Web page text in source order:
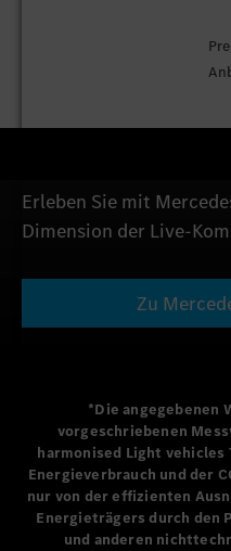
oder der Link ist
zu den aktuellen Live-
Erleben Sie mit
Dimension der Live-
Zu
*Die angegebenen
vorgeschriebenen
harmonised Light
Energieverbrauch und der
nur von der effizienten
Energieträgers durch den
und anderen